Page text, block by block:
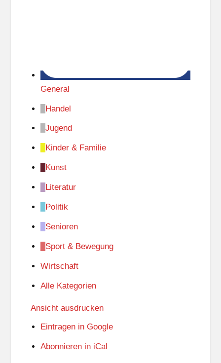
General
Handel
Jugend
Kinder & Familie
Kunst
Literatur
Politik
Senioren
Sport & Bewegung
Wirtschaft
Alle Kategorien
Ansicht ausdrucken
Eintragen in Google
Abonnieren in iCal